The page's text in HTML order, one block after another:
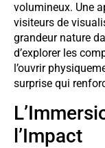
volumineux. Une
visiteurs de
grandeur nature
d’explorer les
l’ouvrir
surprise qui
l’Impact